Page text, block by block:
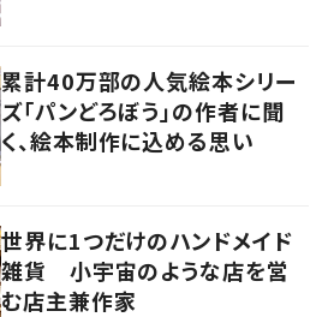
累計40万部の人気絵本シリー
ズ「パンどろぼう」の作者に聞
く、絵本制作に込める思い
世界に1つだけのハンドメイド
雑貨 小宇宙のような店を営
む店主兼作家